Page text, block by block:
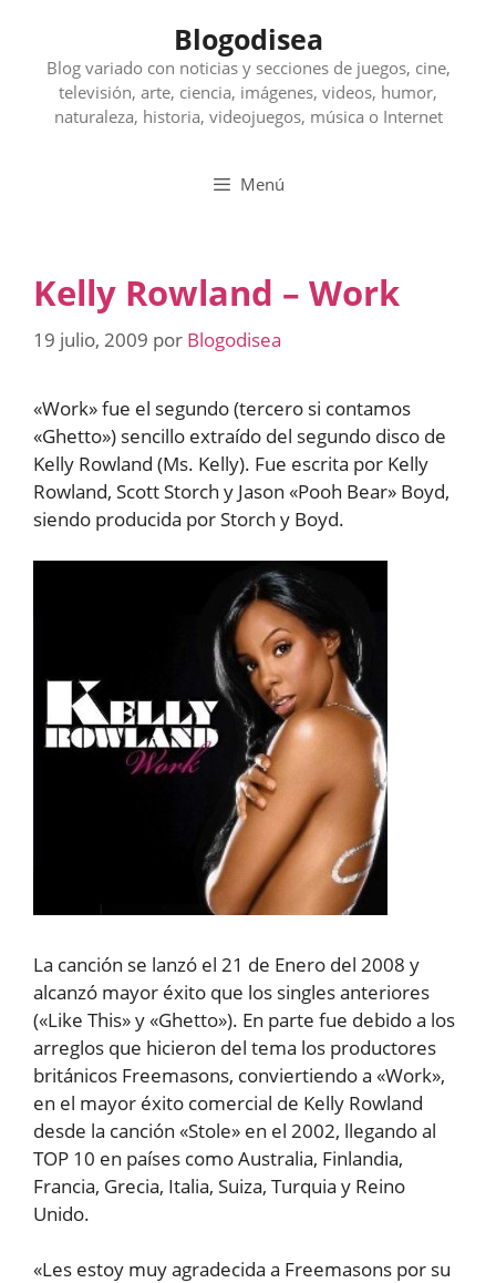
contenido
Blogodisea
Blog variado con noticias y secciones de juegos, cine,
televisión, arte, ciencia, imágenes, videos, humor,
naturaleza, historia, videojuegos, música o Internet
Menú
Kelly Rowland – Work
19 julio, 2009 por Blogodisea
«Work» fue el segundo (tercero si contamos
«Ghetto») sencillo extraído del segundo disco de
Kelly Rowland (Ms. Kelly). Fue escrita por Kelly
Rowland, Scott Storch y Jason «Pooh Bear» Boyd,
siendo producida por Storch y Boyd.
La canción se lanzó el 21 de Enero del 2008 y
alcanzó mayor éxito que los singles anteriores
(«Like This» y «Ghetto»). En parte fue debido a los
arreglos que hicieron del tema los productores
británicos Freemasons, conviertiendo a «Work»,
en el mayor éxito comercial de Kelly Rowland
desde la canción «Stole» en el 2002, llegando al
TOP 10 en países como Australia, Finlandia,
Francia, Grecia, Italia, Suiza, Turquia y Reino
Unido.
«Les estoy muy agradecida a Freemasons por su